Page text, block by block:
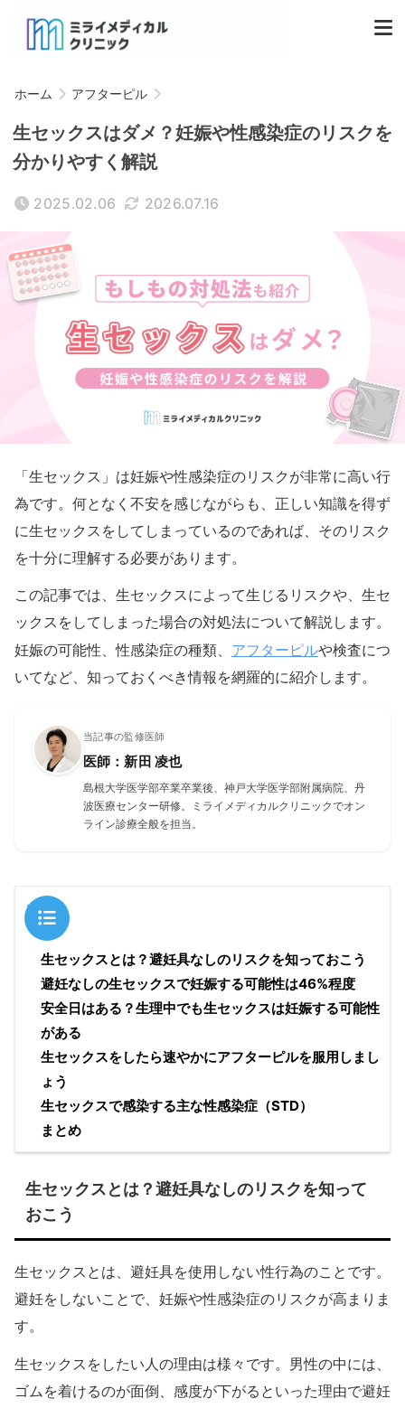
ホーム アフターピル
生セックスはダメ？妊娠や性感染症のリスクを
分かりやすく解説
2025.02.06 2026.07.16
「生セックス」は妊娠や性感染症のリスクが非常に高い行
為です。何となく不安を感じながらも、正しい知識を得ず
に生セックスをしてしまっているのであれば、そのリスク
を十分に理解する必要があります。
この記事では、生セックスによって生じるリスクや、生セ
ックスをしてしまった場合の対処法について解説します。
妊娠の可能性、性感染症の種類、 アフターピルや検査につ
いてなど、知っておくべき情報を網羅的に紹介します。
当記事の監修医師
医師：新田 凌也
島根大学医学部卒業卒業後、神戸大学医学部附属病院、丹
波医療センター研修。ミライメディカルクリニックでオン
ライン診療全般を担当。
目次
生セックスとは？避妊具なしのリスクを知っておこう
避妊なしの生セックスで妊娠する可能性は46%程度
安全日はある？生理中でも生セックスは妊娠する可能性
がある
生セックスをしたら速やかにアフターピルを服用しまし
ょう
生セックスで感染する主な性感染症（STD）
まとめ
生セックスとは？避妊具なしのリスクを知って
おこう
生セックスとは、避妊具を使用しない性行為のことです。
避妊をしないことで、妊娠や性感染症のリスクが高まりま
す。
生セックスをしたい人の理由は様々です。男性の中には、
ゴムを着けるのが面倒、感度が下がるといった理由で避妊